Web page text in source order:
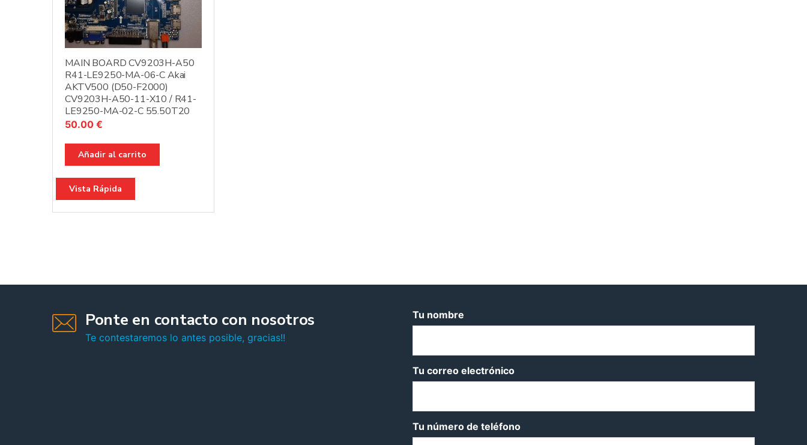
MAIN BOARD CV9203H-A50
R41-LE9250-MA-06-C Akai
AKTV500 (D50-F2000)
CV9203H-A50-11-X10 / R41-
LE9250-MA-02-C 55.50T20
50.00 €
Añadir al carrito
Vista Rápida
Ponte en contacto con nosotros
Te contestaremos lo antes posible, gracias!!
Tu nombre
Tu correo electrónico
Tu número de teléfono